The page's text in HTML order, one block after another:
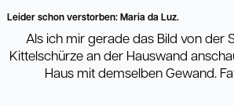
Leider schon verstorben: Maria da Luz.
Als ich mir gerade das Bild von der
Kittelschürze an der Hauswand
Haus mit demselben Gewand.